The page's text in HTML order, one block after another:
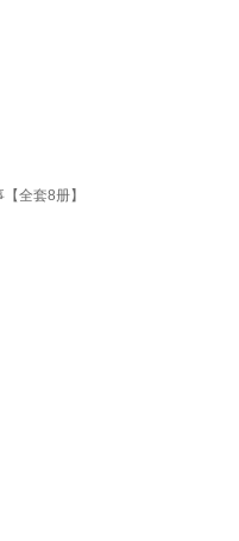
全套8册】